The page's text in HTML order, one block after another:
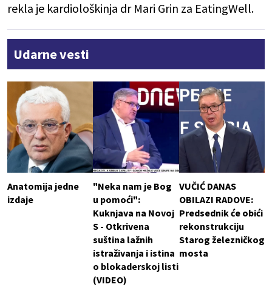
rekla je kardiološkinja dr Mari Grin za EatingWell.
Udarne vesti
Anatomija jedne
izdaje
"Neka nam je Bog
u pomoći":
Kuknjava na Novoj
S - Otkrivena
suština lažnih
istraživanja i istina
o blokaderskoj listi
(VIDEO)
VUČIĆ DANAS
OBILAZI RADOVE:
Predsednik će obići
rekonstrukciju
Starog železničkog
mosta